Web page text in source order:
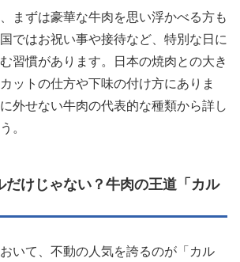
まずは豪華な牛肉を思い浮かべる方も
ではお祝い事や接待など、特別な日に
習慣があります。日本の焼肉との大き
ットの仕方や下味の付け方にありま
外せない牛肉の代表的な種類から詳し
。
だけじゃない？牛肉の王道「カル
いて、不動の人気を誇るのが「カル